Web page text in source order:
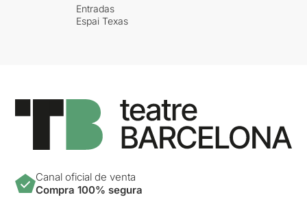
Entradas
Espai Texas
Canal oficial de venta
Compra 100% segura